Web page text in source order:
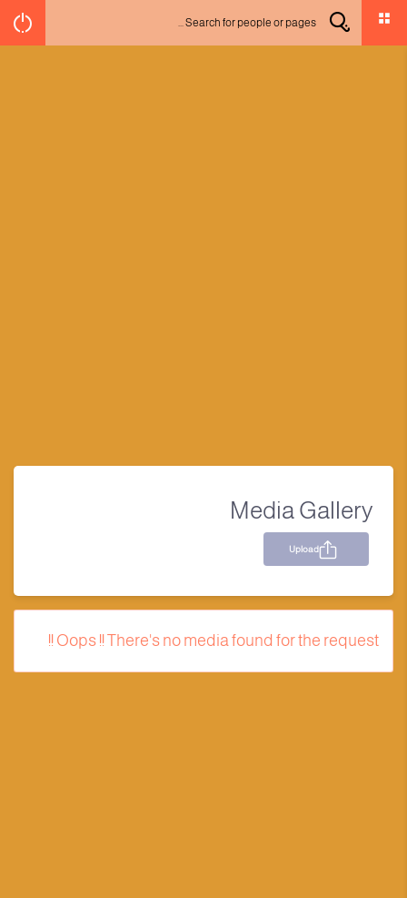
Media Gallery
Upload
Oops !! There's no media found for the request !!